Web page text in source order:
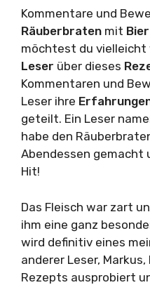
Kommentare und
Räuberbraten mit Bier
möchtest du vielleicht
Leser über dieses
Kommentaren und
Leser ihre
geteilt. Ein Leser
habe den
Abendessen gemacht
Hit!
Das Fleisch war zart
ihm eine ganz
wird definitiv eines
anderer Leser,
Rezepts ausprobiert